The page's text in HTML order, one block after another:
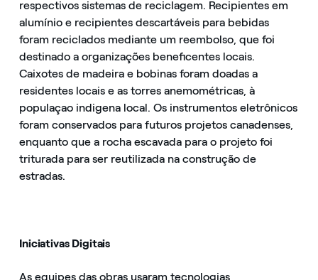
respectivos sistemas de reciclagem. Recipientes em
alumínio e recipientes descartáveis para bebidas
foram reciclados mediante um reembolso, que foi
destinado a organizações beneficentes locais.
Caixotes de madeira e bobinas foram doadas a
residentes locais e as torres anemométricas, à
populaçao indigena local. Os instrumentos eletrônicos
foram conservados para futuros projetos canadenses,
enquanto que a rocha escavada para o projeto foi
triturada para ser reutilizada na construção de
estradas.
Iniciativas Digitais
As equipes das obras usaram tecnologias